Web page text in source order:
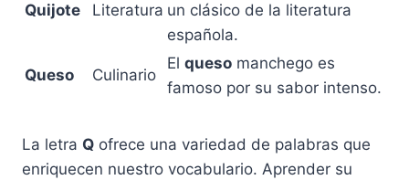
Quijote Literatura un clásico de la literatura
española.
Queso Culinario
El queso manchego es
famoso por su sabor intenso.
La letra Q ofrece una variedad de palabras que
enriquecen nuestro vocabulario. Aprender su